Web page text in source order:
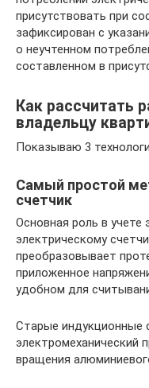
присутствовать при
зафиксирован с
о неучтенном
составленном в
Как рассчитать
владельцу
Показываю 3
Самый простой
счетчик
Основная роль в учете
электрическому
преобразовывает
приложенное
удобном для
Старые индукционные
электромеханический
вращения